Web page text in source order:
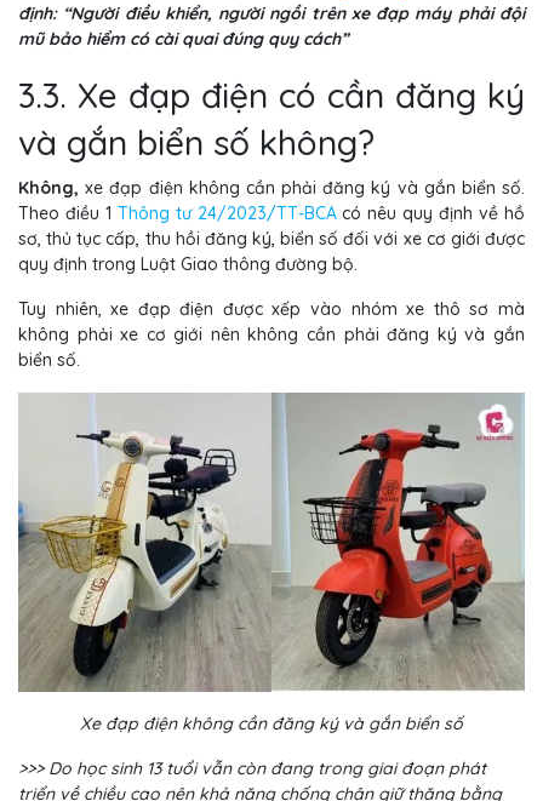
định: “Người điều khiển, người ngồi trên xe đạp máy phải đội
mũ bảo hiểm có cài quai đúng quy cách”
3.3. Xe đạp điện có cần đăng ký
và gắn biển số không?
Không, xe đạp điện không cần phải đăng ký và gắn biển số.
Theo điều 1 Thông tư 24/2023/TT-BCAcó nêu quy định về hồ
sơ, thủ tục cấp, thu hồi đăng ký, biển số đối với xe cơ giới được
quy định trong Luật Giao thông đường bộ.
Tuy nhiên, xe đạp điện được xếp vào nhóm xe thô sơ mà
không phải xe cơ giới nên không cần phải đăng ký và gắn
biển số.
Xe đạp điện không cần đăng ký và gắn biển số
>>> Do học sinh 13 tuổi vẫn còn đang trong giai đoạn phát
triển về chiều cao nên khả năng chống chân giữ thăng bằng